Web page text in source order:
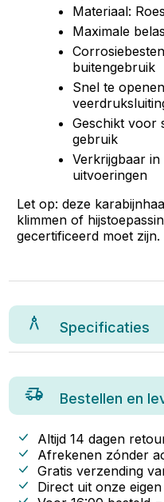
Materiaal:
Maximale
buitengebruik
Snel te
Geschikt voor
gebruik
Verkrijgbaar
uitvoeringen
Let op: deze
klimmen of
gecertificeerd moet zijn.
Specificaties
Bestellen en
Altijd 14 dagen
Afrekenen zónder
Gratis verzending
Direct uit onze